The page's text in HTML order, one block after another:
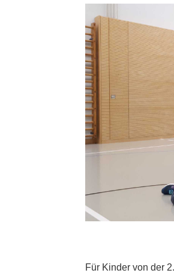
Für Kinder von der